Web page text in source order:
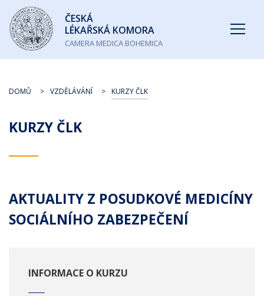
Česká
lékařská
komora
ČESKÁ
LÉKAŘSKÁ KOMORA
CAMERA MEDICA BOHEMICA
KURZY ČLK
DOMŮ VZDĚLÁVÁNÍ KURZY ČLK
AKTUALITY Z POSUDKOVÉ MEDICÍNY
SOCIÁLNÍHO ZABEZPEČENÍ
INFORMACE O KURZU